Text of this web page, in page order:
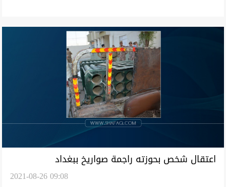
اعتقال شخص بحوزته راجمة صواريخ ببغداد
2021-08-26 09:08